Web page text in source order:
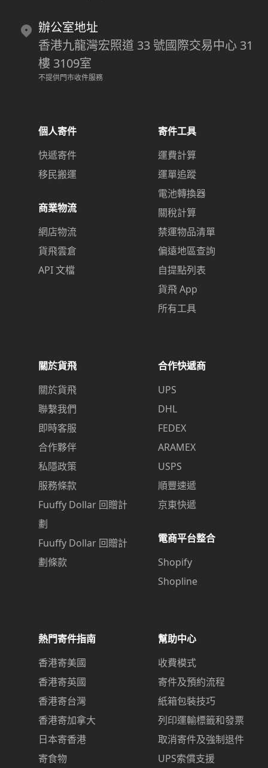
辦公室地址
香港九龍灣宏照道 33 號國際交易中心 31
樓 3109室
不提供門市收件服務
個人寄件
快遞寄件
移民搬運
商業物流
網店物流
貨飛雲倉
API 文檔
寄件工具
運費計算
運單追蹤
電池轉換器
關稅計算
禁運物品清單
偏遠地區查詢
自提點列表
貨飛 App
所有工具
關於貨飛
關於貨飛
聯繫我們
即時客服
合作夥伴
私隱政策
服務條款
Fuuffy Dollar 回贈計
劃
Fuuffy Dollar 回贈計
劃條款
合作快遞商
UPS
DHL
FEDEX
ARAMEX
USPS
順豐速遞
京東快遞
電商平台整合
Shopify
Shopline
熱門寄件指南
香港寄美國
香港寄英國
香港寄台灣
香港寄加拿大
日本寄香港
寄食物
幫助中心
收費模式
寄件及預約流程
紙箱包裝技巧
列印運輸標籤和發票
取消寄件及強制退件
UPS索償支援